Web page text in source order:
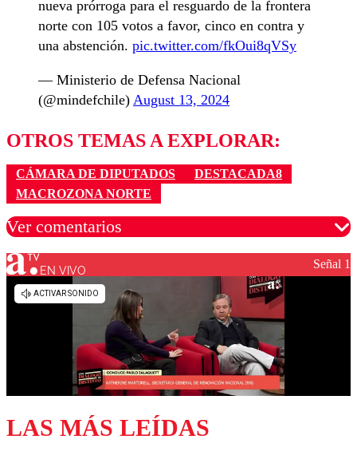
nueva prórroga para el resguardo de la frontera
norte con 105 votos a favor, cinco en contra y
una abstención. pic.twitter.com/fkOui8qVSy
— Ministerio de Defensa Nacional
(@mindefchile) August 13, 2024
OTROS TEMAS A EXPLORAR:
CÁMARA DE DIPUTADOS
DESTACADA8
MACROZONA NORTE
Ver comentarios
Los comentarios son moderados para garantizar un
diálogo respetuoso.
EN VIVO Señal 1
LAS MÁS LEÍDAS